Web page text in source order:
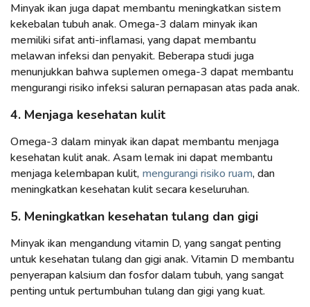
Minyak ikan juga dapat membantu meningkatkan sistem
kekebalan tubuh anak. Omega-3 dalam minyak ikan
memiliki sifat anti-inflamasi, yang dapat membantu
melawan infeksi dan penyakit. Beberapa studi juga
menunjukkan bahwa suplemen omega-3 dapat membantu
mengurangi risiko infeksi saluran pernapasan atas pada anak.
4. Menjaga kesehatan kulit
Omega-3 dalam minyak ikan dapat membantu menjaga
kesehatan kulit anak. Asam lemak ini dapat membantu
menjaga kelembapan kulit, mengurangi risiko ruam, dan
meningkatkan kesehatan kulit secara keseluruhan.
5. Meningkatkan kesehatan tulang dan gigi
Minyak ikan mengandung vitamin D, yang sangat penting
untuk kesehatan tulang dan gigi anak. Vitamin D membantu
penyerapan kalsium dan fosfor dalam tubuh, yang sangat
penting untuk pertumbuhan tulang dan gigi yang kuat.